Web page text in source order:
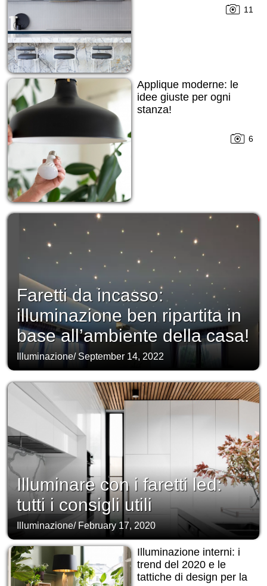
11
Applique moderne: le
idee giuste per ogni
stanza!
6
Faretti da incasso:
illuminazione ben ripartita in
base all’ambiente della casa!
Illuminazione/ September 14, 2022
Illuminare con i faretti led:
tutti i consigli utili
Illuminazione/ February 17, 2020
Illuminazione interni: i
trend del 2020 e le
tattiche di design per la